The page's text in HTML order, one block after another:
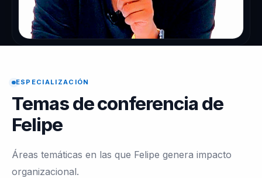
ESPECIALIZACIÓN
Temas de conferencia de
Felipe
Áreas temáticas en las que Felipe genera impacto
organizacional.